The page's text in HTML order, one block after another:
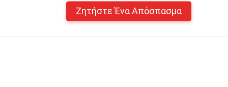
Ζητήστε Ένα Απόσπασμα